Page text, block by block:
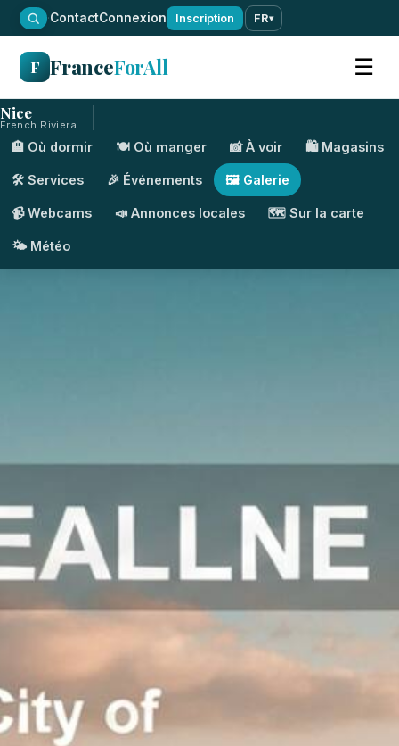
·ContactConnexion Inscription FR▾
F FranceForAll ☰
Nice
French Riviera
🏨 Où dormir 🍽️ Où manger 📸 À voir 🛍️ Magasins
🛠️ Services 🎉 Événements 🖼️ Galerie
📹 Webcams 📣 Annonces locales 🗺️ Sur la carte
🌤️ Météo